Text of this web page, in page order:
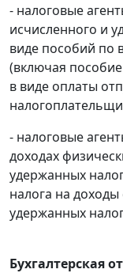
- налоговые
исчисленного и
виде пособий по
(включая
в виде оплаты
- налоговые
доходах
удержанных
налога на
удержанных
Бухгалтерская